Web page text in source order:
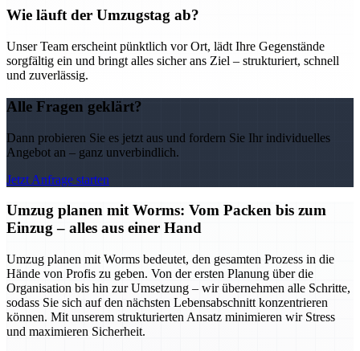
Wie läuft der Umzugstag ab?
Unser Team erscheint pünktlich vor Ort, lädt Ihre Gegenstände
sorgfältig ein und bringt alles sicher ans Ziel – strukturiert, schnell
und zuverlässig.
Alle Fragen geklärt?
Dann probieren Sie es jetzt aus und fordern Sie Ihr individuelles
Angebot an – ganz unverbindlich.
Jetzt Anfrage starten
Umzug planen mit Worms: Vom Packen bis zum
Einzug – alles aus einer Hand
Umzug planen mit Worms bedeutet, den gesamten Prozess in die
Hände von Profis zu geben. Von der ersten Planung über die
Organisation bis hin zur Umsetzung – wir übernehmen alle Schritte,
sodass Sie sich auf den nächsten Lebensabschnitt konzentrieren
können. Mit unserem strukturierten Ansatz minimieren wir Stress
und maximieren Sicherheit.